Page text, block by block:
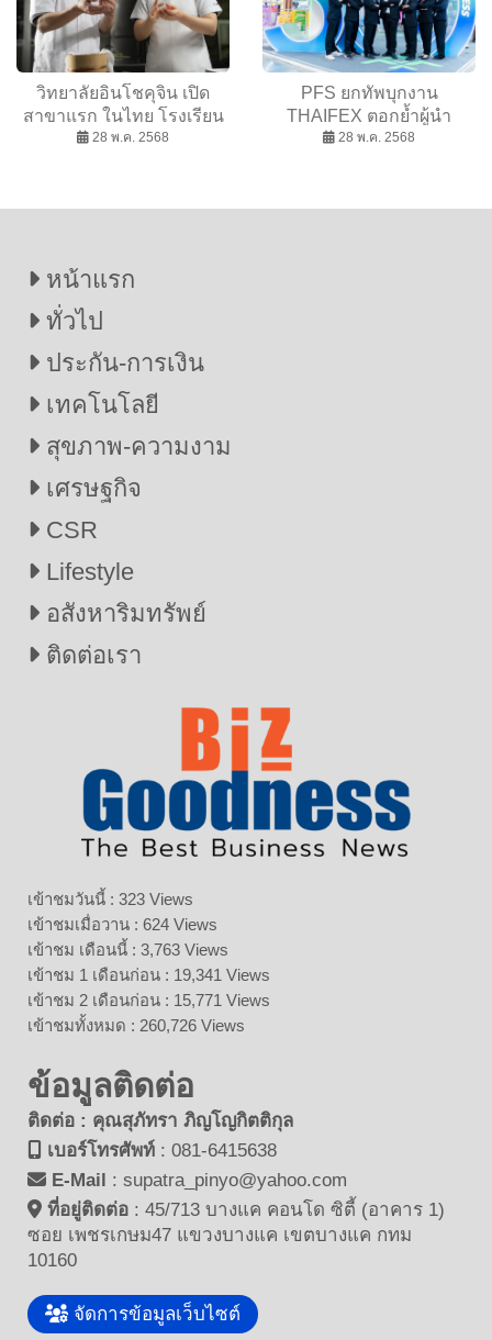
วิทยาลัยอินโชคุจิน เปิด
สาขาแรก ในไทย โรงเรียน
สอนปั้นเชฟซูชิ แบบเข้มข้น
28 พ.ค. 2568
PFS ยกทัพบุกงาน
THAIFEX ตอกย้ำผู้นำ
นวัตกรรมอาหารครบวงจร
28 พ.ค. 2568
หน้าแรก
ทั่วไป
ประกัน-การเงิน
เทคโนโลยี
สุขภาพ-ความงาม
เศรษฐกิจ
CSR
Lifestyle
อสังหาริมทรัพย์
ติดต่อเรา
เข้าชมวันนี้ : 323 Views
เข้าชมเมื่อวาน : 624 Views
เข้าชม เดือนนี้ : 3,763 Views
เข้าชม 1 เดือนก่อน : 19,341 Views
เข้าชม 2 เดือนก่อน : 15,771 Views
เข้าชมทั้งหมด : 260,726 Views
ข้อมูลติดต่อ
ติดต่อ : คุณสุภัทรา ภิญโญกิตติกุล
เบอร์โทรศัพท์ : 081-6415638
E-Mail
: supatra_pinyo@yahoo.com
ที่อยู่ติดต่อ : 45/713 บางแค คอนโด ซิตี้ (อาคาร 1)
ซอย เพชรเกษม47 แขวงบางแค เขตบางแค กทม
10160
จัดการข้อมูลเว็บไซต์